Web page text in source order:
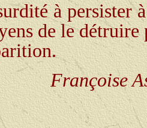
à persister
de le détruire
Françoise